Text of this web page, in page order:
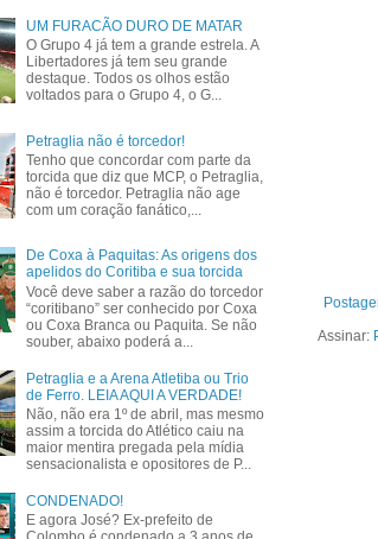
Assinar:
UM FURACÃO DURO DE MATAR
O Grupo 4 já tem a grande estrela. A
Libertadores já tem seu grande
destaque. Todos os olhos estão
voltados para o Grupo 4, o G...
Petraglia não é torcedor!
Tenho que concordar com parte da
torcida que diz que MCP, o Petraglia,
não é torcedor. Petraglia não age
com um coração fanático,...
De Coxa à Paquitas: As origens dos
apelidos do Coritiba e sua torcida
Você deve saber a razão do torcedor
“coritibano” ser conhecido por Coxa
ou Coxa Branca ou Paquita. Se não
souber, abaixo poderá a...
Petraglia e a Arena Atletiba ou Trio
de Ferro. LEIA AQUI A VERDADE!
Não, não era 1º de abril, mas mesmo
assim a torcida do Atlético caiu na
maior mentira pregada pela mídia
sensacionalista e opositores de P...
CONDENADO!
E agora José? Ex-prefeito de